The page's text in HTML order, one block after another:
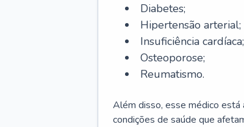
Diabetes;
Hipertensão arterial;
Insuficiência cardíaca;
Osteoporose;
Reumatismo.
Além disso, esse médico está
condições de saúde que